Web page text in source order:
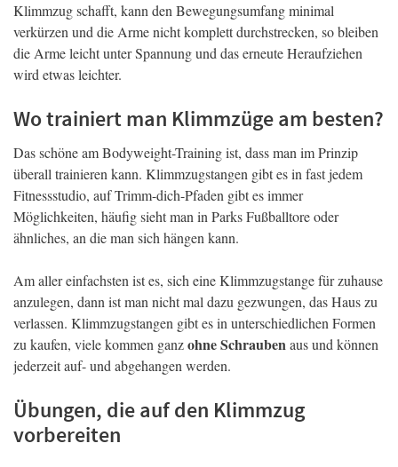
Klimmzug schafft, kann den Bewegungsumfang minimal
verkürzen und die Arme nicht komplett durchstrecken, so bleiben
die Arme leicht unter Spannung und das erneute Heraufziehen
wird etwas leichter.
Wo trainiert man Klimmzüge am besten?
Das schöne am Bodyweight-Training ist, dass man im Prinzip
überall trainieren kann. Klimmzugstangen gibt es in fast jedem
Fitnessstudio, auf Trimm-dich-Pfaden gibt es immer
Möglichkeiten, häufig sieht man in Parks Fußballtore oder
ähnliches, an die man sich hängen kann.
Am aller einfachsten ist es, sich eine Klimmzugstange für zuhause
anzulegen, dann ist man nicht mal dazu gezwungen, das Haus zu
verlassen. Klimmzugstangen gibt es in unterschiedlichen Formen
zu kaufen, viele kommen ganzohne Schraubenaus und können
jederzeit auf- und abgehangen werden.
Übungen, die auf den Klimmzug
vorbereiten